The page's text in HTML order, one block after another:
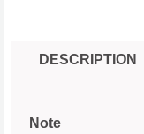
DESCRIPTION
Note